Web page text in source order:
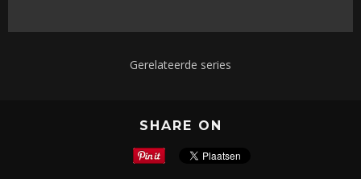
Gerelateerde series
SHARE ON